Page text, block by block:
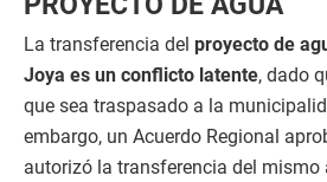
La transferencia del proyecto de
Joya es un conflicto latente, dado
que sea traspasado a la
embargo, un Acuerdo Regional
autorizó la transferencia del mismo